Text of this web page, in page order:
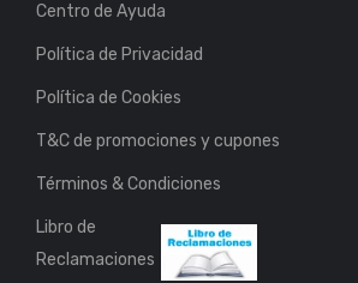
Centro de Ayuda
Política de Privacidad
Política de Cookies
T&C de promociones y cupones
Términos & Condiciones
Libro de
Reclamaciones